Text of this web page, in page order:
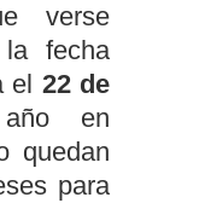
verse
fecha
el 22 de
en
quedan
para